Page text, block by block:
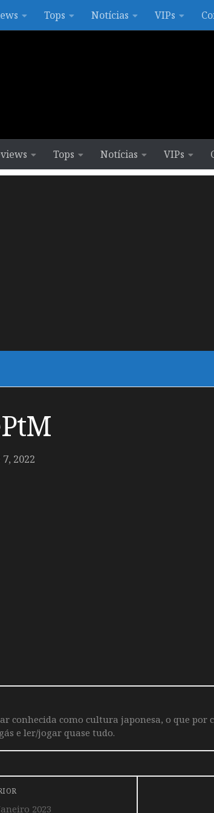
Tops Notícias VIPs
Tops Notícias VIPs
2022
conhecida como cultura japonesa, o que
e ler/jogar quase tudo.
2023